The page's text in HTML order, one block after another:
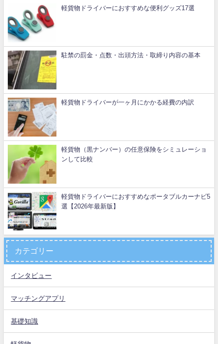
軽貨物ドライバーにおすすめな便利グッズ17選
駐禁の罰金・点数・出頭方法・取締り内容の基本
軽貨物ドライバーが一ヶ月にかかる経費の内訳
軽貨物（黒ナンバー）の任意保険をシミュレーショ
ンして比較
軽貨物ドライバーにおすすめなポータブルカーナビ5
選【2026年最新版】
カテゴリー
インタビュー
マッチングアプリ
基礎知識